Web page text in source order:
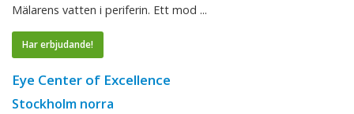
Mälarens vatten i periferin. Ett mod ...
Har erbjudande!
Eye Center of Excellence
Stockholm norra